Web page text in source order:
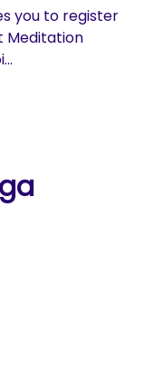
you to register
Meditation